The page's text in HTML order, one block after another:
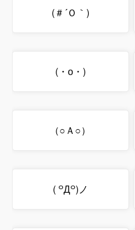
(＃´Ｏ｀)
(・о・)
（○Ａ○）
( ꒪Д꒪)ノ